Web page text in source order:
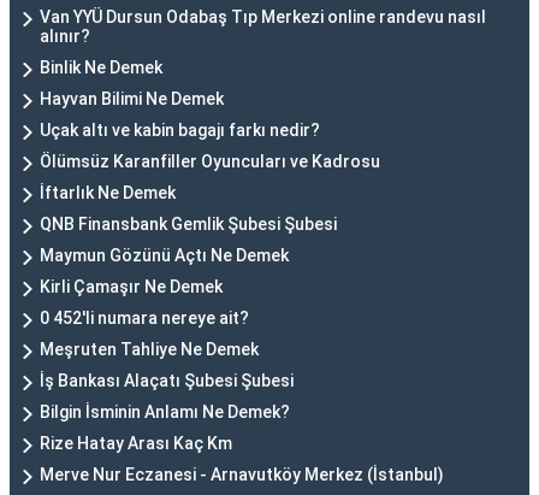
Van YYÜ Dursun Odabaş Tıp Merkezi online randevu nasıl
alınır?
Binlik Ne Demek
Hayvan Bilimi Ne Demek
Uçak altı ve kabin bagajı farkı nedir?
Ölümsüz Karanfiller Oyuncuları ve Kadrosu
İftarlık Ne Demek
QNB Finansbank Gemlik Şubesi Şubesi
Maymun Gözünü Açtı Ne Demek
Kirli Çamaşır Ne Demek
0 452'li numara nereye ait?
Meşruten Tahliye Ne Demek
İş Bankası Alaçatı Şubesi Şubesi
Bilgin İsminin Anlamı Ne Demek?
Rize Hatay Arası Kaç Km
Merve Nur Eczanesi - Arnavutköy Merkez (İstanbul)